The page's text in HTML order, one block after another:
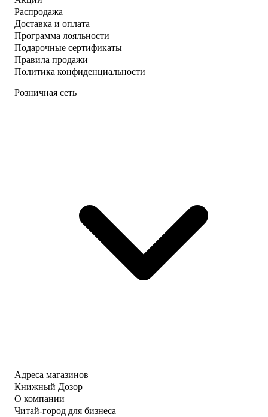
Распродажа
Доставка и оплата
Программа лояльности
Подарочные сертификаты
Правила продажи
Политика конфиденциальности
Розничная сеть
Адреса магазинов
Книжный Дозор
О компании
Читай-город для бизнеса